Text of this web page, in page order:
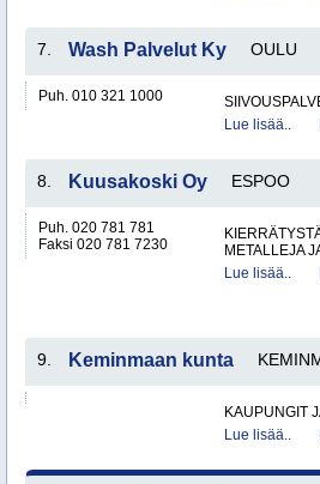
7. Wash Palvelut Ky OULU
Puh. 010 321 1000
Lue lisää..
8. Kuusakoski Oy ESPOO
Puh. 020 781 781
Faksi 020 781 7230
METALLEJA
Lue lisää..
9. Keminmaan kunta
KAUPUNGIT
Lue lisää..